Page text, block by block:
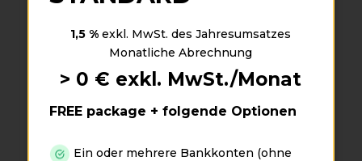
1,5 %exkl. MwSt. des Jahresumsatzes
Monatliche Abrechnung
> 0 € exkl. MwSt./Monat
FREE package + folgende Optionen
Ein oder mehrere Bankkonten (ohne